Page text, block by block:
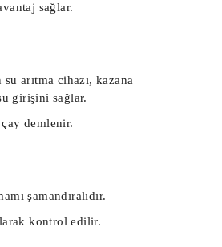
sağlar.
arıtma cihazı, kazana
girişini sağlar.
demlenir.
şamandıralıdır.
kontrol edilir.